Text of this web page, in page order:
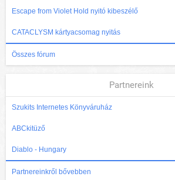
Escape from Violet Hold nyitó kibeszélő
CATACLYSM kártyacsomag nyitás
Összes fórum
Partnereink
Szukits Internetes Könyváruház
ABCkitüző
Diablo - Hungary
Partnereinkről bővebben